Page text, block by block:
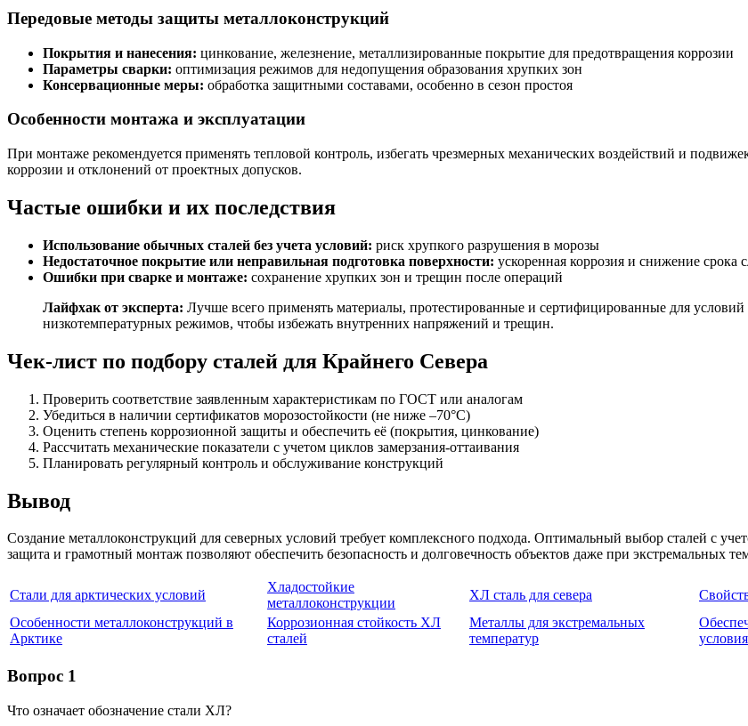
Передовые методы защиты металлоконструкций
Покрытия и нанесения: цинкование, железнение, металлизированные покрытие для предотвращения коррозии
Параметры сварки: оптимизация режимов для недопущения образования хрупких зон
Консервационные меры: обработка защитными составами, особенно в сезон простоя
Особенности монтажа и эксплуатации
При монтаже рекомендуется применять тепловой контроль, избегать чрезмерных механических воздействий и
коррозии и отклонений от проектных допусков.
Частые ошибки и их последствия
Использование обычных сталей без учета условий: риск хрупкого разрушения в морозы
Недостаточное покрытие или неправильная подготовка поверхности: ускоренная коррозия и снижение срока
Ошибки при сварке и монтаже: сохранение хрупких зон и трещин после операций
Лайфхак от эксперта: Лучше всего применять материалы, протестированные и сертифицированные для
низкотемпературных режимов, чтобы избежать внутренних напряжений и трещин.
Чек-лист по подбору сталей для Крайнего Севера
Проверить соответствие заявленным характеристикам по ГОСТ или аналогам
Убедиться в наличии сертификатов морозостойкости (не ниже –70°C)
Оценить степень коррозионной защиты и обеспечить её (покрытия, цинкование)
Рассчитать механические показатели с учетом циклов замерзания-оттаивания
Планировать регулярный контроль и обслуживание конструкций
Вывод
Создание металлоконструкций для северных условий требует комплексного подхода. Оптимальный выбор сталей с
защита и грамотный монтаж позволяют обеспечить безопасность и долговечность объектов даже при экстремальных
Стали для арктических условий
Хладостойкие
металлоконструкции
ХЛ сталь для севера
Особенности металлоконструкций в
Арктике
Коррозионная стойкость ХЛ
сталей
Металлы для экстремальных
температур
Вопрос 1
Что означает обозначение стали ХЛ?